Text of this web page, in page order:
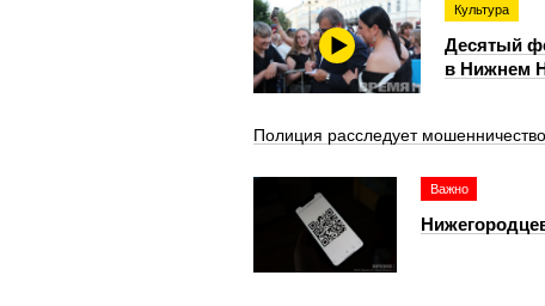
Культура
Десятый
в Нижнем
Полиция расследует
Важно